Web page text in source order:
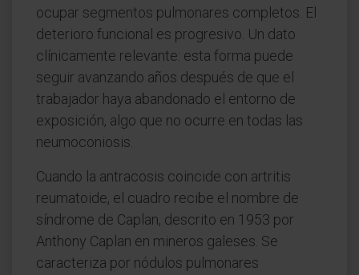
ocupar segmentos pulmonares completos. El
deterioro funcional es progresivo. Un dato
clínicamente relevante: esta forma puede
seguir avanzando años después de que el
trabajador haya abandonado el entorno de
exposición, algo que no ocurre en todas las
neumoconiosis.
Cuando la antracosis coincide con artritis
reumatoide, el cuadro recibe el nombre de
síndrome de Caplan, descrito en 1953 por
Anthony Caplan en mineros galeses. Se
caracteriza por nódulos pulmonares